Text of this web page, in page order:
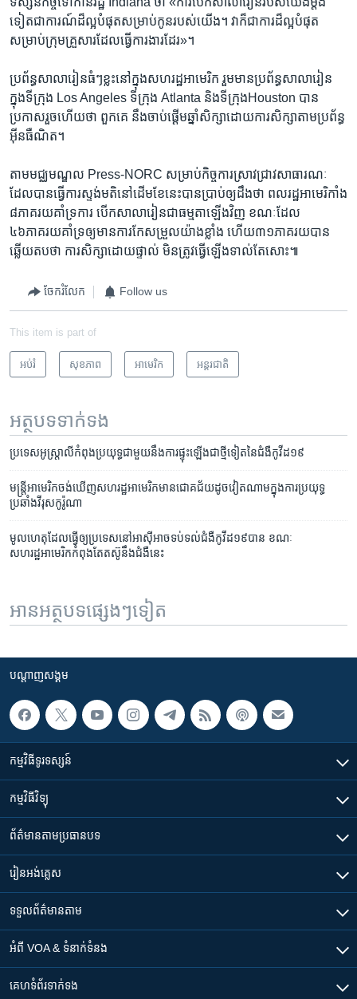
ទៀត​ជាការណ៍​ដ៏ល្អ​បំផុត​សម្រាប់​កូន​របស់យើង។ វាក៏ជា​ការដ៏ល្អ​បំផុត​
សម្រាប់​ក្រុម​គ្រួសារ​ដែល​ធ្វើ​ការងារ​ដែរ»។​
ប្រព័ន្ធ​សាលា​រៀន​ធំៗ​ខ្លះនៅក្នុង​សហរដ្ឋ​អាមេរិក រួមមាន​ប្រព័ន្ធ​សាលា​រៀន​
ក្នុង​ទីក្រុង Los Angeles ទីក្រុង Atlanta និង​ទីក្រុងHouston បាន​
ប្រកាស​រួចហើយ​ថា ពួកគេ​ នឹង​ចាប់ផ្តើម​ឆ្នាំ​សិក្សា​ដោយការសិក្សា​តាម​ប្រព័ន្ធ
អ៊ីនធឺណិត។
តាម​មជ្ឈមណ្ឌល Press-NORC សម្រាប់​កិច្ចការ​ស្រាវជ្រាវ​សាធារណៈ​
ដែលបាន​ធ្វើ​ការស្ទង់មតិ​នៅដើម​ខែ​នេះ​បាន​ប្រាប់​ឲ្យ​ដឹង​ថា ពលរដ្ឋ​អាមេរិកាំង​
៨ភាគរយ​គាំទ្រ​ការ បើកសាលា​រៀនជាធម្មតា​ឡើង​វិញ​ ខណៈដែល​
៤៦ភាគរយ​គាំទ្រឲ្យមាន​ការកែ​សម្រួល​យ៉ាង​ខ្លាំង ហើយ​៣១ភាគរយ​បាន​
ឆ្លើយតប​ថា ការសិក្សា​ដោយ​ផ្ទាល់​ មិនត្រូវ​ធ្វើឡើង​ទាល់​តែសោះ៕
ចែករំលែក Follow us
This item is part of
អប់រំ សុខភាព អាមេរិក​ អន្តរជាតិ
អត្ថបទ​ទាក់ទង
ប្រទេស​អូស្ត្រាលី​កំពុង​ប្រយុទ្ធ​ជាមួយ​នឹង​ការផ្ទុះ​ឡើង​ជា​ថ្មី​ទៀត​នៃ​ជំងឺ​កូវីដ១៩
មន្រ្តី​អាមេរិក​ចង់​ឃើញ​សហរដ្ឋ​អាមេរិក​​មាន​ជោគ​ជ័យ​ដូច​វៀតណាម​ក្នុង​ការ​ប្រយុទ្ធ​
ប្រឆាំង​​វីរុសកូរ៉ូណា​
មូលហេតុ​ដែលធ្វើ​ឲ្យ​​ប្រទេសនៅ​អាស៊ី​អាច​ទប់​ទល់​ជំងឺ​កូវីដ១៩បាន​ ខណៈ
សហរដ្ឋអាមេរិក​កំពុង​តែ​តស៊ូនឹ​ង​ជំងឺ​នេះ​​
អានអត្ថបទផ្សេងៗទៀត
បណ្តាញ​សង្គម
កម្មវិធី​ទូរទស្សន៍
កម្មវិធី​វិទ្យុ
ព័ត៌មាន​តាមប្រធានបទ​
រៀន​​អង់គ្លេស
ទទួល​ព័ត៌មាន​តាម
អំពី​ VOA & ទំនាក់ទំនង
គេហទំព័រ​​ទាក់ទង